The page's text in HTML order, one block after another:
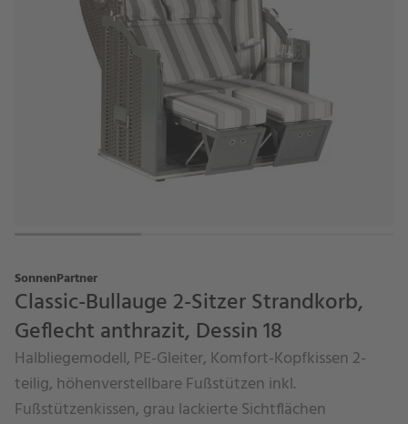
SonnenPartner
Classic-Bullauge 2-Sitzer Strandkorb,
Geflecht anthrazit, Dessin 18
Halbliegemodell, PE-Gleiter, Komfort-Kopfkissen 2-
teilig, höhenverstellbare Fußstützen inkl.
Fußstützenkissen, grau lackierte Sichtflächen